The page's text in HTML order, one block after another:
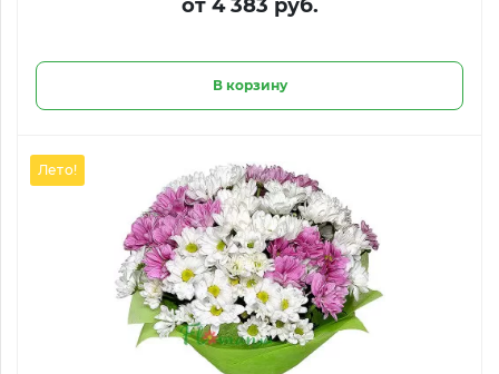
от 4 383 руб.
В корзину
Лето!